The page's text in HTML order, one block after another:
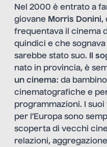
Nel 2000 è entrato a
giovane Morris Donini,
frequentava il cinema
quindici e che
sarebbe stato suo.
Il
nato in provincia, è
un cinema: da
cinematografiche e
programmazioni. I
per l’Europa sono
scoperta di vecchi
relazioni,